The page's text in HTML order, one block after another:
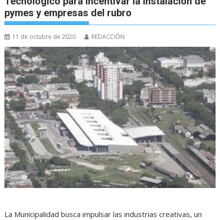
pymes y empresas del rubro
11 de octubre de 2020 REDACCIÓN
La Municipalidad busca impulsar las industrias creativas, un